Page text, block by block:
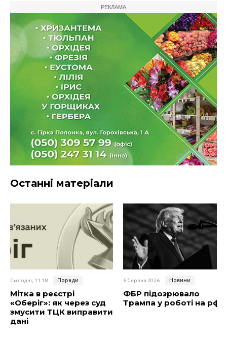
РЕКЛАМА
Останні матеріали
Сьогодні, 11:18 Поради
Мітка в реєстрі
«Оберіг»: як через суд
змусити ТЦК виправити
дані
6 Серпня 2026 Новини
ФБР підозрювало
Трампа у роботі на рф